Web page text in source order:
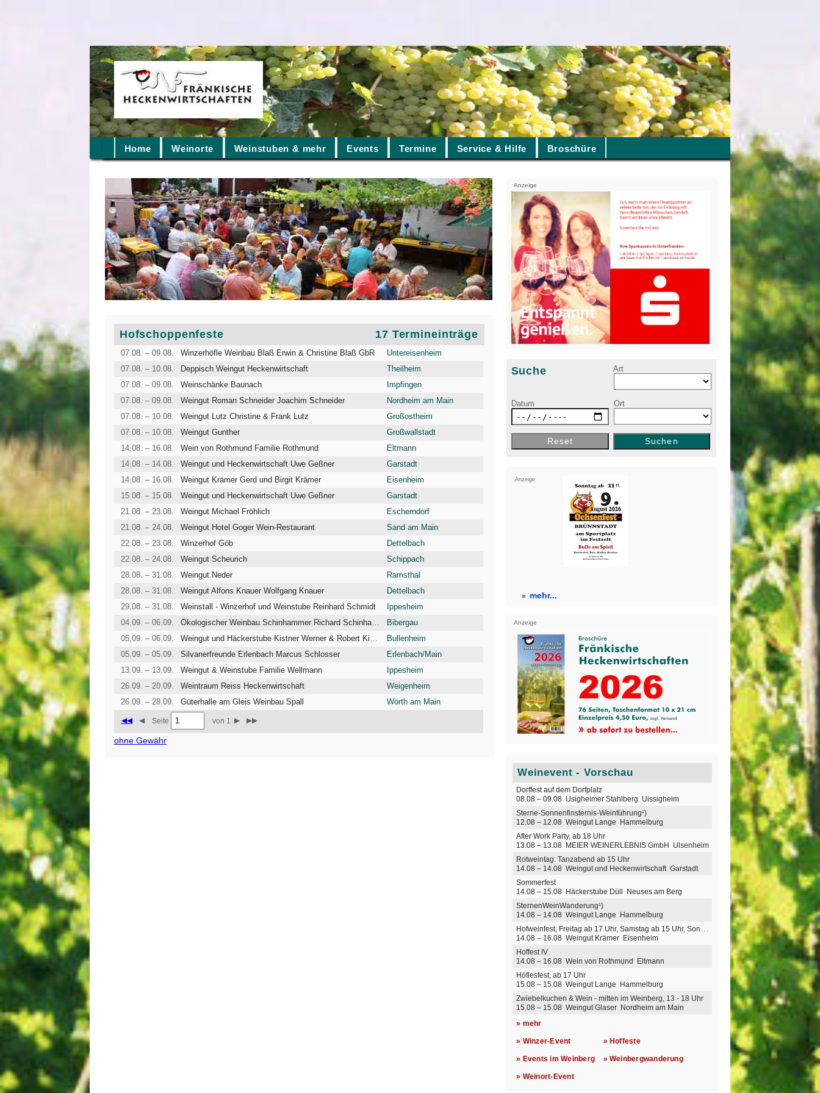
Home Weinorte Weinstuben & mehr Events Termine Service & Hilfe Broschüre
Hofschoppenfeste 17 Termineinträge
◀◀ ◀ Seite von 1 ▶ ▶▶
ohne Gewähr
07.08. – 09.08. Winzerhöfle Weinbau Blaß Erwin & Christine Blaß GbR
Untereisenheim
07.08. – 10.08.
Deppisch Weingut Heckenwirtschaft
Theilheim
07.08. – 09.08.
Weinschänke Baunach
Impfingen
07.08. – 09.08.
Weingut Roman Schneider Joachim Schneider
Nordheim am Main
07.08. – 10.08.
Weingut Lutz Christine & Frank Lutz
Großostheim
07.08. – 10.08.
Weingut Gunther
Großwallstadt
14.08. – 16.08.
Wein von Rothmund Familie Rothmund
Eltmann
14.08. – 14.08.
Weingut und Heckenwirtschaft Uwe Geßner
Garstadt
14.08. – 16.08.
Weingut Krämer Gerd und Birgit Krämer
Eisenheim
15.08. – 15.08.
Weingut und Heckenwirtschaft Uwe Geßner
Garstadt
21.08. – 23.08.
Weingut Michael Fröhlich
Escherndorf
21.08. – 24.08.
Weingut Hotel Goger Wein-Restaurant
Sand am Main
22.08. – 23.08.
Winzerhof Göb
Dettelbach
22.08. – 24.08.
Weingut Scheurich
Schippach
28.08. – 31.08.
Weingut Neder
Ramsthal
28.08. – 31.08.
Weingut Alfons Knauer Wolfgang Knauer
Dettelbach
29.08. – 31.08.
Weinstall - Winzerhof und Weinstube Reinhard Schmidt
Ippesheim
04.09. – 06.09.
Bibergau
05.09. – 06.09.
Bullenheim
05.09. – 05.09.
Silvanerfreunde Erlenbach Marcus Schlosser
Erlenbach/Main
13.09. – 13.09.
Weingut & Weinstube Familie Wellmann
Ippesheim
26.09. – 20.09.
Weintraum Reiss Heckenwirtschaft
Weigenheim
26.09. – 28.09.
Güterhalle am Gleis Weinbau Spall Wörth am Main
Anzeige
Suche Art
Datum Ort
Reset Suchen
Anzeige
mehr...
Anzeige
Weinevent - Vorschau
» mehr
» Winzer-Event » Hoffeste
» Events im Weinberg » Weinbergwanderung
» Weinort-Event
Dorffest auf dem Dorfplatz
08.08 – 09.08 Usigheimer Stahlberg Uissigheim
Sterne-Sonnenfinsternis-Weinführung¹)
12.08 – 12.08 Weingut Lange Hammelburg
After Work Party, ab 18 Uhr
13.08 – 13.08 MEIER WEINERLEBNIS GmbH Ulsenheim
Rotweintag: Tanzabend ab 15 Uhr
14.08 – 14.08 Weingut und Heckenwirtschaft Garstadt
Sommerfest
14.08 – 15.08 Häckerstube Düll Neuses am Berg
SternenWeinWanderung¹)
14.08 – 14.08 Weingut Lange Hammelburg
14.08 – 16.08 Weingut Krämer Eisenheim
Hoffest IV
14.08 – 16.08 Wein von Rothmund Eltmann
Höflesfest, ab 17 Uhr
15.08 – 15.08 Weingut Lange Hammelburg
Zwiebelkuchen & Wein - mitten im Weinberg, 13 - 18 Uhr
15.08 – 15.08 Weingut Glaser Nordheim am Main